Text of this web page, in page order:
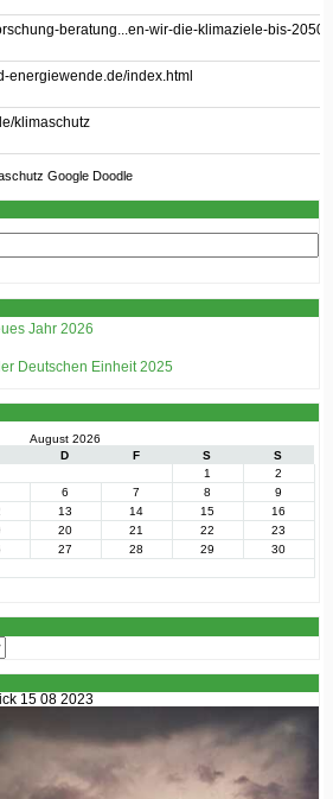
beratung...en-wir-die-klimaziele-bis-2050
energiewende.de/index.html
klimaschutz
Google Doodle
Jahr 2026
Deutschen Einheit 2025
August 2026
D F S
S
1
2
6 7 8
9
13 14 15
16
20 21 22
23
27 28 29
30
15 08 2023